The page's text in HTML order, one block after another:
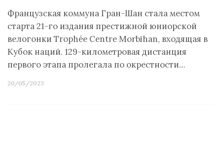
Французская коммуна Гран-Шан стала местом
старта 21-го издания престижной юниорской
велогонки Trophée Centre Morbihan, входящая в
Кубок наций. 129-километровая дистанция
первого этапа пролегала по окрестности…
20/05/2023